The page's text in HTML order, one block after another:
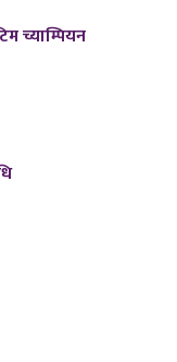
च्याम्पियन